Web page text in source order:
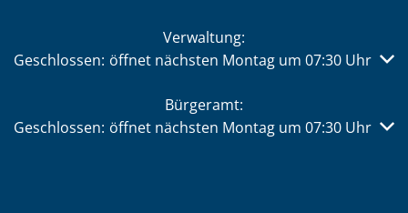
Verwaltung:
Klicken, um weitere Öffnungs- oder Schließzeiten
Geschlossen: öffnet nächsten Montag um 07:30 Uhr
Bürgeramt:
Klicken, um weitere Öffnungs- oder Schließzeiten
Geschlossen: öffnet nächsten Montag um 07:30 Uhr